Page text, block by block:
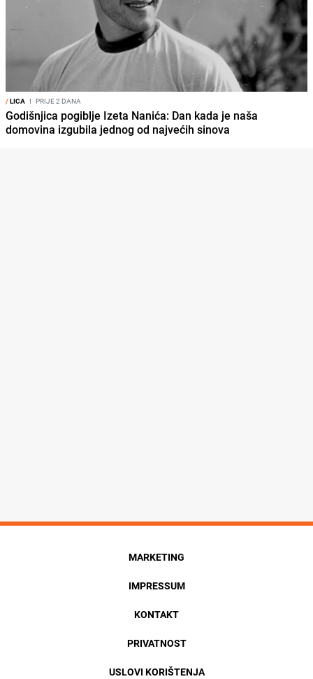
/LICA I PRIJE 2 DANA
Godišnjica pogiblje Izeta Nanića: Dan kada je naša
domovina izgubila jednog od najvećih sinova
MARKETING
IMPRESSUM
KONTAKT
PRIVATNOST
USLOVI KORIŠTENJA